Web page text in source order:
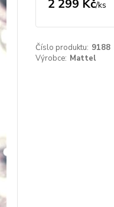
2 299 Kč/ks
Číslo produktu: 9188
Výrobce: Mattel